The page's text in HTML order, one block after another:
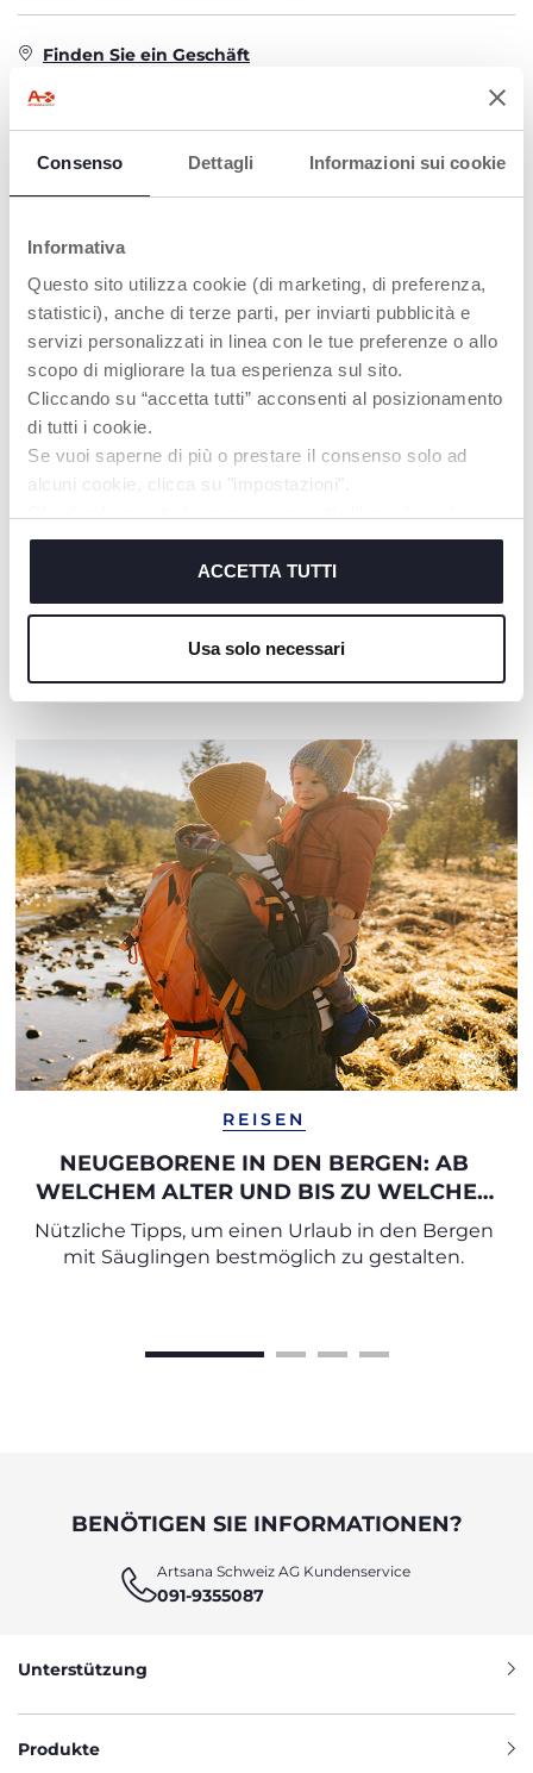
Consenso Dettagli Informazioni sui cookie
Informativa
Questo sito utilizza cookie (di marketing, di preferenza,
statistici), anche di terze parti, per inviarti pubblicità e
servizi personalizzati in linea con le tue preferenze o allo
scopo di migliorare la tua esperienza sul sito.
Cliccando su “accetta tutti” acconsenti al posizionamento
di tutti i cookie.
Se vuoi saperne di più o prestare il consenso solo ad
alcuni cookie, clicca su "impostazioni".
cookie tecnici, indispensabili per fruire del servizio
ACCETTA TUTTI
Usa solo necessari
Finden Sie ein Geschäft
PRODUKTE, DIE SIE INTERESSIEREN
KÖNNTEN
UNSER RAT
REISEN
NEUGEBORENE IN DEN BERGEN: AB
WELCHEM ALTER UND BIS ZU WELCHER
HÖHE?
Nützliche Tipps, um einen Urlaub in den Bergen
mit Säuglingen bestmöglich zu gestalten.
BENÖTIGEN SIE INFORMATIONEN?
Artsana Schweiz AG Kundenservice
091-9355087
Unterstützung
Produkte